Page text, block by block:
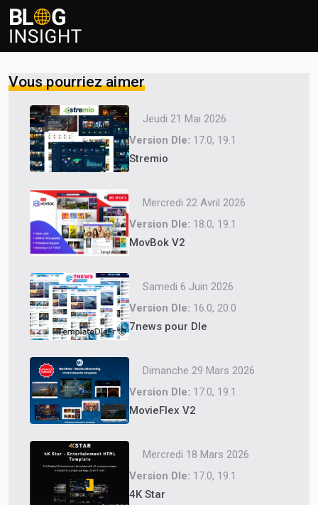
Vous pourriez aimer
Jeudi 21 Mai 2026
Version Dle: 17.0, 19.1
Stremio
Mercredi 22 Avril 2026
Version Dle: 18.0, 19.1
MovBok V2
Samedi 6 Juin 2026
Version Dle: 16.0, 20.0
7news pour Dle
Dimanche 29 Mars 2026
Version Dle: 17.0, 19.1
MovieFlex V2
Mercredi 18 Mars 2026
Version Dle: 17.0, 19.1
4K Star